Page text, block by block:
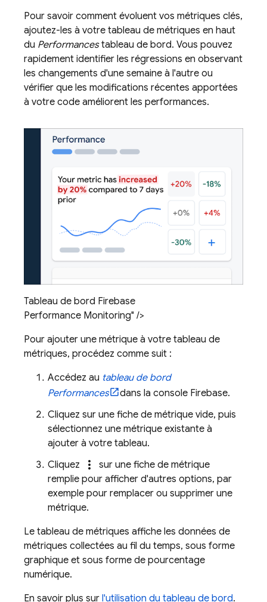
Pour savoir comment évoluent vos métriques clés,
ajoutez-les à votre tableau de métriques en haut
du Performancestableau de bord. Vous pouvez
rapidement identifier les régressions en observant
les changements d'une semaine à l'autre ou
vérifier que les modifications récentes apportées
à votre code améliorent les performances.
Tableau de bord Firebase
Performance Monitoring" />
Pour ajouter une métrique à votre tableau de
métriques, procédez comme suit :
Accédez au tableau de bord
Performances
dans la console Firebase.
Cliquez sur une fiche de métrique vide, puis
sélectionnez une métrique existante à
ajouter à votre tableau.
Cliquez
more_vert
sur une fiche de métrique
remplie pour afficher d'autres options, par
exemple pour remplacer ou supprimer une
métrique.
Le tableau de métriques affiche les données de
métriques collectées au fil du temps, sous forme
graphique et sous forme de pourcentage
numérique.
En savoir plus sur l'utilisation du tableau de bord.